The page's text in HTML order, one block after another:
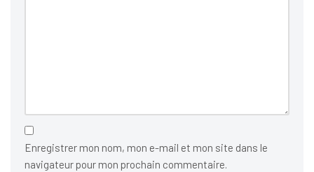
Enregistrer mon nom, mon e-mail et mon site dans le
navigateur pour mon prochain commentaire.